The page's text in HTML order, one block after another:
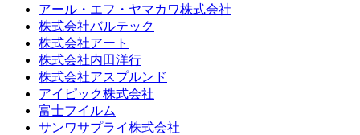
アール・エフ・ヤマカワ株式会社
株式会社バルテック
株式会社アート
株式会社内田洋行
株式会社アスプルンド
アイピック株式会社
富士フイルム
サンワサプライ株式会社